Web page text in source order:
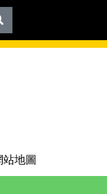
站地圖